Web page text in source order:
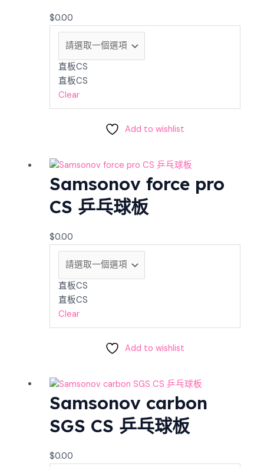
$0.00
直板CS
直板CS
Clear
Add to wishlist
Samsonov force pro
CS 乒乓球板
$0.00
直板CS
直板CS
Clear
Add to wishlist
Samsonov carbon
SGS CS 乒乓球板
$0.00